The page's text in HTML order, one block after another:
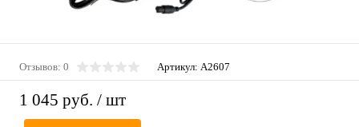
Отзывов: 0 Артикул: A2607
1 045 руб. / шт